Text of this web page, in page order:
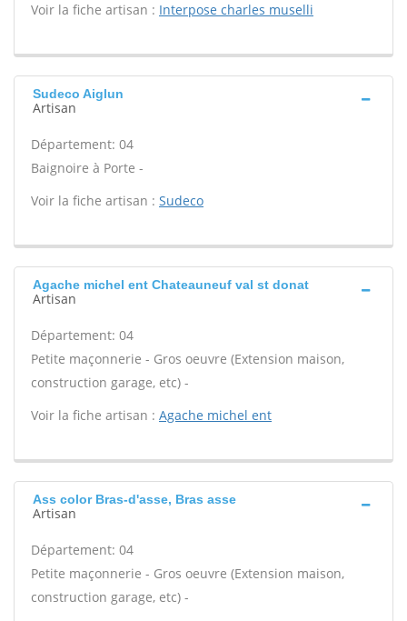
Voir la fiche artisan : Interpose charles muselli
Sudeco Aiglun
Artisan
Département: 04
Baignoire à Porte -
Voir la fiche artisan : Sudeco
Agache michel ent Chateauneuf val st donat
Artisan
Département: 04
Petite maçonnerie - Gros oeuvre (Extension maison,
construction garage, etc) -
Voir la fiche artisan : Agache michel ent
Ass color Bras-d'asse, Bras asse
Artisan
Département: 04
Petite maçonnerie - Gros oeuvre (Extension maison,
construction garage, etc) -